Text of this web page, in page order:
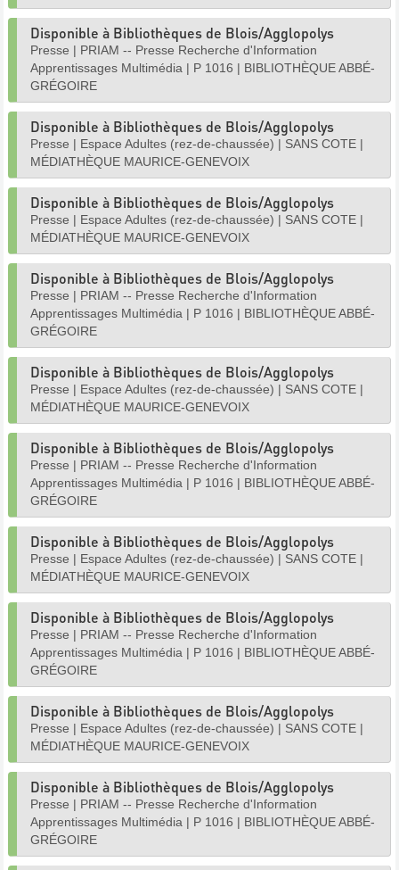
Disponible à Bibliothèques de Blois/Agglopolys
Presse | PRIAM -- Presse Recherche d'Information
Apprentissages Multimédia | P 1016 | BIBLIOTHÈQUE ABBÉ-
GRÉGOIRE
Disponible à Bibliothèques de Blois/Agglopolys
Presse | Espace Adultes (rez-de-chaussée) | SANS COTE |
MÉDIATHÈQUE MAURICE-GENEVOIX
Disponible à Bibliothèques de Blois/Agglopolys
Presse | Espace Adultes (rez-de-chaussée) | SANS COTE |
MÉDIATHÈQUE MAURICE-GENEVOIX
Disponible à Bibliothèques de Blois/Agglopolys
Presse | PRIAM -- Presse Recherche d'Information
Apprentissages Multimédia | P 1016 | BIBLIOTHÈQUE ABBÉ-
GRÉGOIRE
Disponible à Bibliothèques de Blois/Agglopolys
Presse | Espace Adultes (rez-de-chaussée) | SANS COTE |
MÉDIATHÈQUE MAURICE-GENEVOIX
Disponible à Bibliothèques de Blois/Agglopolys
Presse | PRIAM -- Presse Recherche d'Information
Apprentissages Multimédia | P 1016 | BIBLIOTHÈQUE ABBÉ-
GRÉGOIRE
Disponible à Bibliothèques de Blois/Agglopolys
Presse | Espace Adultes (rez-de-chaussée) | SANS COTE |
MÉDIATHÈQUE MAURICE-GENEVOIX
Disponible à Bibliothèques de Blois/Agglopolys
Presse | PRIAM -- Presse Recherche d'Information
Apprentissages Multimédia | P 1016 | BIBLIOTHÈQUE ABBÉ-
GRÉGOIRE
Disponible à Bibliothèques de Blois/Agglopolys
Presse | Espace Adultes (rez-de-chaussée) | SANS COTE |
MÉDIATHÈQUE MAURICE-GENEVOIX
Disponible à Bibliothèques de Blois/Agglopolys
Presse | PRIAM -- Presse Recherche d'Information
Apprentissages Multimédia | P 1016 | BIBLIOTHÈQUE ABBÉ-
GRÉGOIRE